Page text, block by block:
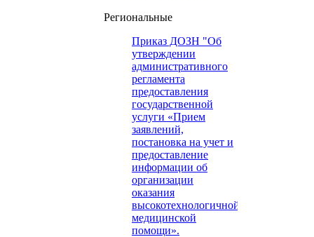
Региональные
Приказ ДОЗН "Об
утверждении
административного
регламента
предоставления
государственной
услуги «Прием
заявлений,
постановка на учет и
предоставление
информации об
организации
оказания
высокотехнологичной
медицинской
помощи».